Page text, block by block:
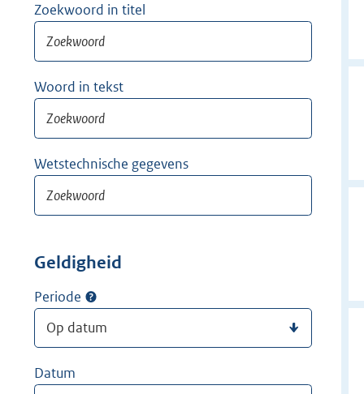
Zoekwoord in titel
Woord in tekst
Wetstechnische gegevens
Geldigheid
Periode
Datum